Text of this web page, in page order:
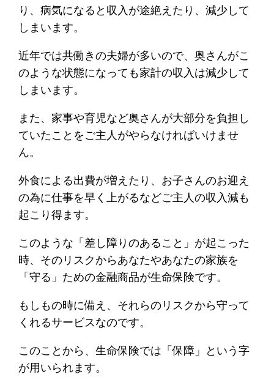
り、病気になると収入が途絶えたり、減少して
しまいます。
近年では共働きの夫婦が多いので、奥さんがこ
のような状態になっても家計の収入は減少して
しまいます。
また、家事や育児など奥さんが大部分を負担し
ていたことをご主人がやらなければいけませ
ん。
外食による出費が増えたり、お子さんのお迎え
の為に仕事を早く上がるなどご主人の収入減も
起こり得ます。
このような「差し障りのあること」が起こった
時、そのリスクからあなたやあなたの家族を
「守る」ための金融商品が生命保険です。
もしもの時に備え、それらのリスクから守って
くれるサービスなのです。
このことから、生命保険では「保障」という字
が用いられます。